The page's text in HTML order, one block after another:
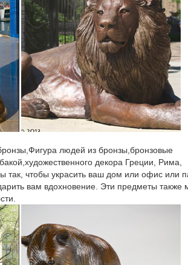
людей из бронзы,бронзовые
декора Греции, Рима,
так, чтобы украсить ваш дом или офис или
вам вдохновение. Эти предметы также